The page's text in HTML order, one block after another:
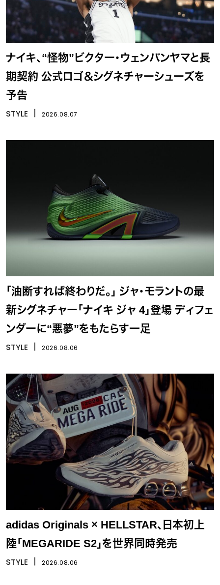
ナイキ、“怪物”ビクター・ウェンバンヤマと長
期契約 公式ロゴ＆シグネチャーシューズを
予告
STYLE 2026.08.07
「油断すれば終わりだ。」 ジャ・モラントの最
新シグネチャー「ナイキ ジャ 4」登場 ディフェ
ンダーに“悪夢”をもたらす一足
STYLE 2026.08.06
adidas Originals × HELLSTAR、日本初上
陸「MEGARIDE S2」を世界同時発売
STYLE 2026.08.06